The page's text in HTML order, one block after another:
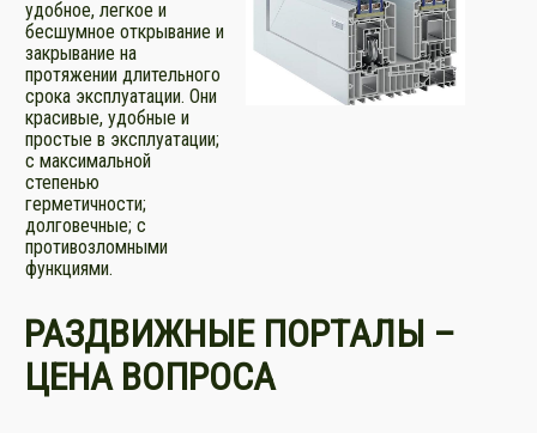
удобное, легкое и
бесшумное открывание и
закрывание на
протяжении длительного
срока эксплуатации. Они
красивые, удобные и
простые в эксплуатации;
с максимальной
степенью
герметичности;
долговечные; с
противозломными
функциями.
РАЗДВИЖНЫЕ ПОРТАЛЫ –
ЦЕНА ВОПРОСА